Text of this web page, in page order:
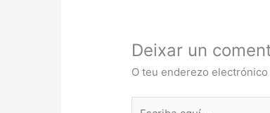
Deixar un
O teu enderezo